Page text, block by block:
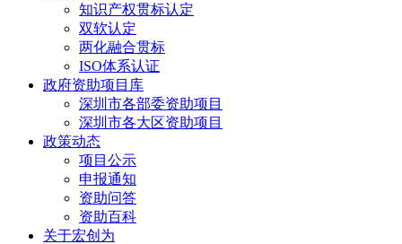
知识产权贯标认定
双软认定
两化融合贯标
ISO体系认证
政府资助项目库
深圳市各部委资助项目
深圳市各大区资助项目
政策动态
项目公示
申报通知
资助问答
资助百科
关于宏创为